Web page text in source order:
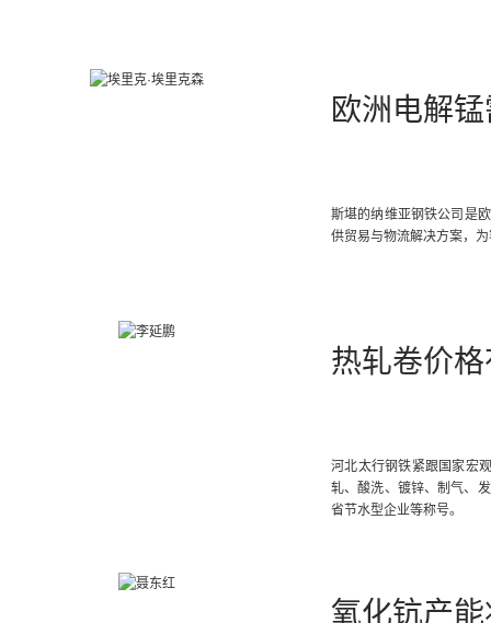
欧洲电解
斯堪的纳维亚钢铁公司是
供贸易与物流解决方案，
热轧卷价
河北太行钢铁紧跟国家宏
轧、酸洗、镀锌、制气、
省节水型企业等称号。
氧化钪产